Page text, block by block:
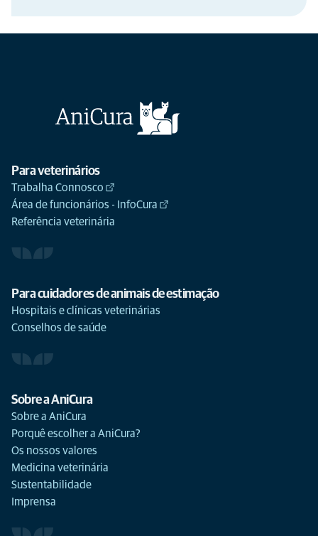
Para veterinários
Trabalha Connosco
Área de funcionários - InfoCura
Referência veterinária
Para cuidadores de animais de estimação
Hospitais e clínicas veterinárias
Conselhos de saúde
Sobre a AniCura
Sobre a AniCura
Porquê escolher a AniCura?
Os nossos valores
Medicina veterinária
Sustentabilidade
Imprensa